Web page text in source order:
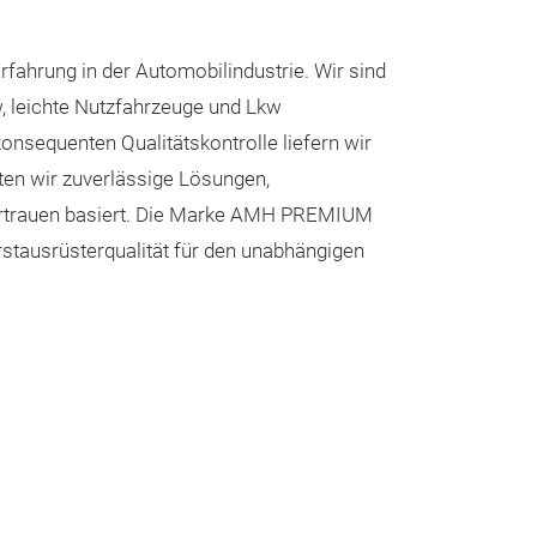
in der Automobilindustrie. Wir sind
leichte Nutzfahrzeuge und Lkw
Qualitätskontrolle liefern wir
wir zuverlässige Lösungen,
basiert. Die Marke AMH PREMIUM
für den unabhängigen